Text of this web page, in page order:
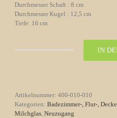
Durchmesser Schaft : 8 cm
Durchmesser Kugel : 12,5 cm
Tiefe: 16 cm
Badezimmerwandlampe
IN
Artikelnummer: 400-010-010
Kategorien: Badezimmer-, Flur-,
Milchglas Neuzugang